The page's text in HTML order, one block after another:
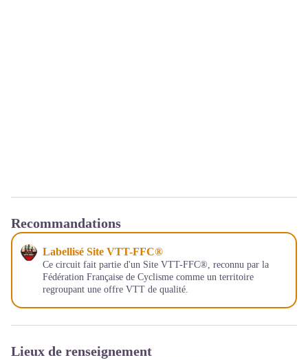
Recommandations
Labellisé Site VTT-FFC®
Ce circuit fait partie d'un Site VTT-FFC®, reconnu par la
Fédération Française de Cyclisme comme un territoire
regroupant une offre VTT de qualité.
Lieux de renseignement